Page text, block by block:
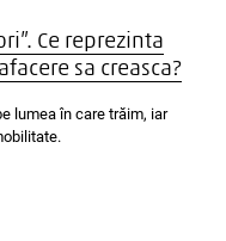
Ce reprezinta
sa creasca?
lumea în care trăim, iar